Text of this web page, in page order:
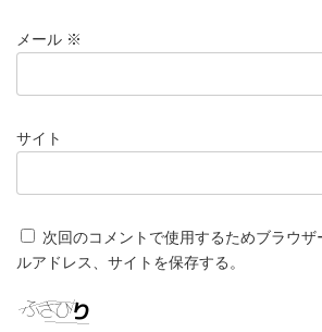
メール ※
サイト
次回のコメントで使用するためブラウ
ルアドレス、サイトを保存する。